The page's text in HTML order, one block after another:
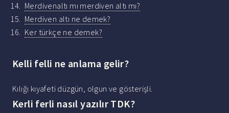
Merdivenaltı mı merdiven altı mı?
Merdiven altı ne demek?
Ker türkçe ne demek?
Kelli felli ne anlama gelir?
Kılığı kıyafeti düzgün, olgun ve gösterişli.
Kerli ferli nasıl yazılır TDK?